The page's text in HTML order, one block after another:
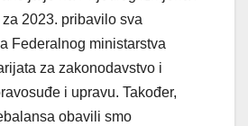
2023. pribavilo sva
Federalnog ministarstva
za zakonodavstvo i
i upravu. Također,
obavili smo